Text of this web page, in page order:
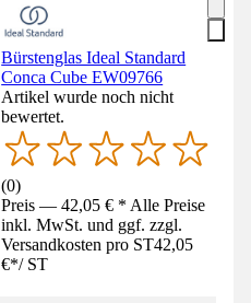
Bürstenglas Ideal Standard
Conca Cube EW09766
Artikel wurde noch nicht
bewertet.
(0)
Preis — 42,05 € * Alle Preise
inkl. MwSt. und ggf. zzgl.
Versandkosten pro ST42,05
€*/ ST